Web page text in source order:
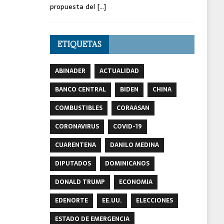
propuesta del [...]
ETIQUETAS
ABINADER
ACTUALIDAD
BANCO CENTRAL
BIDEN
CHINA
COMBUSTIBLES
CORAASAN
CORONAVIRUS
COVID-19
CUARENTENA
DANILO MEDINA
DIPUTADOS
DOMINICANOS
DONALD TRUMP
ECONOMIA
EDENORTE
EE.UU.
ELECCIONES
ESTADO DE EMERGENCIA